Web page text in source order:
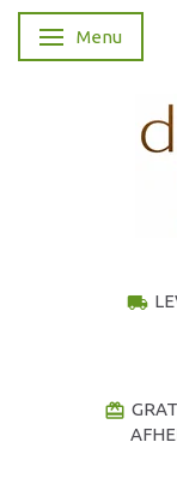
SkifteMenu
local_shipping
redeem